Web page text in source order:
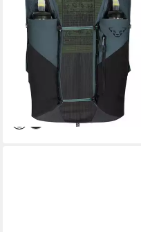
Wanderrucksack Ultra 12
Vest, Ideale Laufweste für
lange Distanzen mit
wasserdichtem Material und
112,25 €
-25%
lieferbar - in 2-3 Werktagen bei dir